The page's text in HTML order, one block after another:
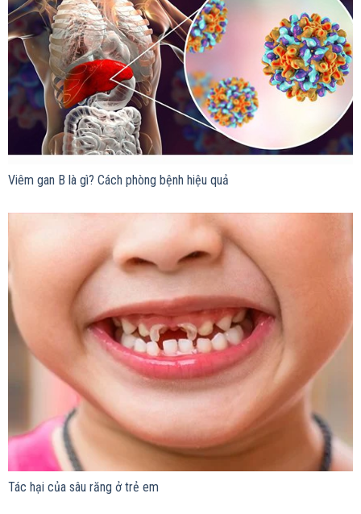
Viêm gan B là gì? Cách phòng bệnh hiệu quả
Tác hại của sâu răng ở trẻ em